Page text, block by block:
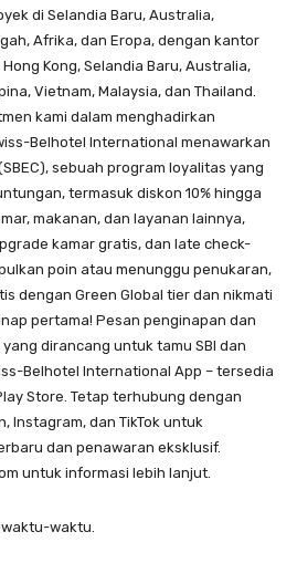
di Selandia Baru, Australia,
Afrika, dan Eropa, dengan kantor
Kong, Selandia Baru, Australia,
Vietnam, Malaysia, dan Thailand.
kami dalam menghadirkan
Belhotel International menawarkan
sebuah program loyalitas yang
termasuk diskon 10% hingga
makanan, dan layanan lainnya,
kamar gratis, dan late check-
poin atau menunggu penukaran,
dengan Green Global tier dan nikmati
pertama! Pesan penginapan dan
dirancang untuk tamu SBI dan
Belhotel International App – tersedia
Store. Tetap terhubung dengan
Instagram, dan TikTok untuk
dan penawaran eksklusif.
untuk informasi lebih lanjut.
waktu.